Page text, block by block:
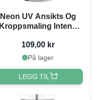
Neon UV Ansikts Og
Kroppsmaling Intens
Creations
109,00 kr
På lager
LEGG TIL